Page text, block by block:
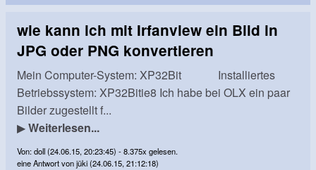
wie kann ich mit Irfanview ein Bild in
JPG oder PNG konvertieren
Mein Computer-System: XP32Bit Installiertes
Betriebssystem: XP32Bitie8 Ich habe bei OLX ein paar
Bilder zugestellt f...
▶Weiterlesen...
Von: doll (24.06.15, 20:23:45) - 8.375x gelesen.
eine Antwort von jüki (24.06.15, 21:12:18)